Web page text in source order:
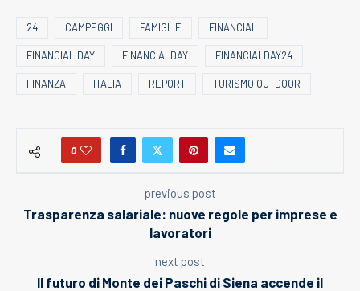
24 CAMPEGGI FAMIGLIE FINANCIAL
FINANCIAL DAY FINANCIALDAY FINANCIALDAY24
FINANZA ITALIA REPORT TURISMO OUTDOOR
0
previous post
Trasparenza salariale: nuove regole per imprese e
lavoratori
next post
Il futuro di Monte dei Paschi di Siena accende il